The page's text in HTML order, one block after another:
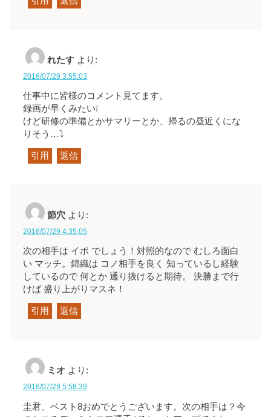
れたす より:
2016/07/29 3:55:03
仕事中に皆様のコメント見てます。
録画が早くみたい❕
けど研修の準備とかサマリーとか、帰るの昼近くにな
りそう…⤵
引用 返信
節穴 より:
2016/07/29 4:35:05
次の相手は イボ でしょう！対照的なので むしろ面白
い マッチ。錦織は コノ相手を良く 知っているし経験
しているので 何とか 通り抜けると期待。 決勝まで行
けば 盛り上がりマスネ！
引用 返信
ミオ より:
2016/07/29 5:58:39
圭君、ベスト8おめでとうございます。次の相手は？今